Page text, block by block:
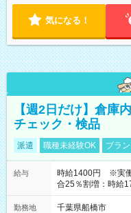
気になる！
【週2日だけ】倉
チェック・検品
派遣 職種未経験OK ブラ
給与
時給1400円 ※実働
合25％割増：時給
勤務地 千葉県船橋市